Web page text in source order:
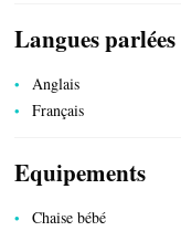
Langues parlées
Anglais
Français
Equipements
Chaise bébé